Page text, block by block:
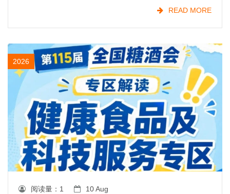
之一。从国民零食、网红爆品到地域特产、节日礼
READ MORE
2026
阅读量： 1 10 Aug